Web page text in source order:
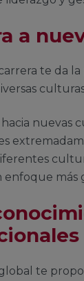
a
te da
nuevas
más
te